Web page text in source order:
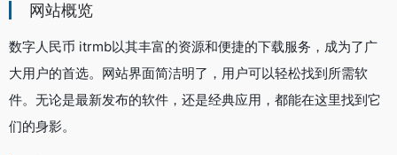
网站概览
数字人民币 itrmb以其丰富的资源和便捷的下载服务，成为了广
大用户的首选。网站界面简洁明了，用户可以轻松找到所需软
件。无论是最新发布的软件，还是经典应用，都能在这里找到它
们的身影。